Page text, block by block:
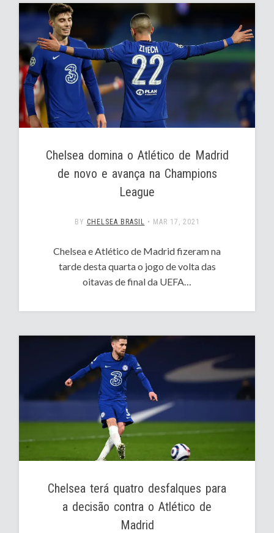
Chelsea domina o Atlético de Madrid
de novo e avança na Champions
League
BY CHELSEA BRASIL • MAR 17, 2021
Chelsea e Atlético de Madrid fizeram na
tarde desta quarta o jogo de volta das
oitavas de final da UEFA…
Chelsea terá quatro desfalques para
a decisão contra o Atlético de
Madrid